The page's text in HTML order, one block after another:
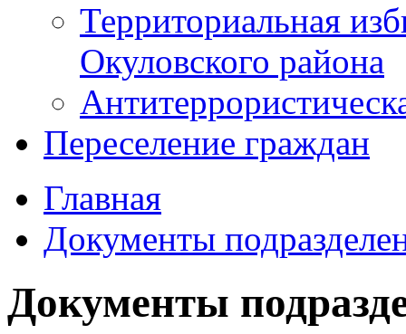
Территориальная
Окуловского района
Переселение граждан
Главная
Документы
Документы